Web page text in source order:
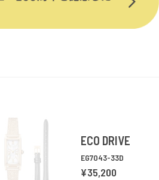
ECO DRIVE
EG7043-33D
¥35,200